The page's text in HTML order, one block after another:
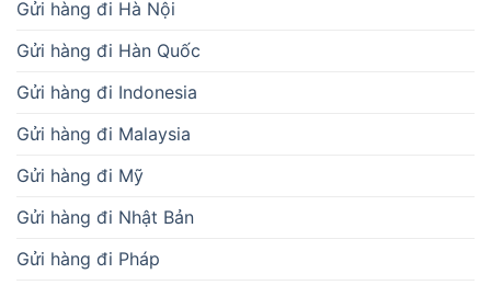
Gửi hàng đi Hà Nội
Gửi hàng đi Hàn Quốc
Gửi hàng đi Indonesia
Gửi hàng đi Malaysia
Gửi hàng đi Mỹ
Gửi hàng đi Nhật Bản
Gửi hàng đi Pháp